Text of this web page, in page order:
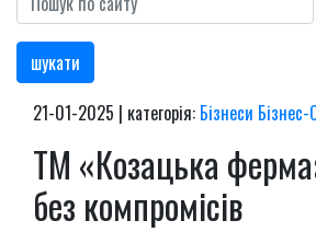
шукати
21-01-2025 | категорія: Бізнеси
ТМ «Козацька
без компромісів